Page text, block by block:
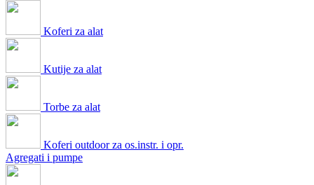
Koferi za alat
Kutije za alat
Torbe za alat
Koferi outdoor za os.instr. i opr.
Agregati i pumpe